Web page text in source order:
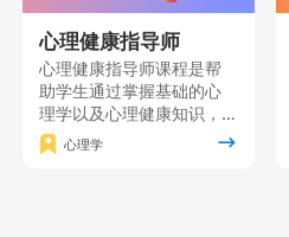
心理健康指导师
心理健康指导师课程是帮
助学生通过掌握基础的心
理学以及心理健康知识，
形成对人的心理的全面理
解，在此基础上掌握心理
心理学